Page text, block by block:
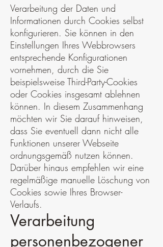
Verarbeitung der Daten und
Informationen durch Cookies selbst
konfigurieren. Sie können in den
Einstellungen Ihres Webbrowsers
entsprechende Konfigurationen
vornehmen, durch die Sie
beispielsweise Third-Party-Cookies
oder Cookies insgesamt ablehnen
können. In diesem Zusammenhang
möchten wir Sie darauf hinweisen,
dass Sie eventuell dann nicht alle
Funktionen unserer Webseite
ordnungsgemäß nutzen können.
Darüber hinaus empfehlen wir eine
regelmäßige manuelle Löschung von
Cookies sowie Ihres Browser-
Verlaufs.
Verarbeitung
personenbezogener